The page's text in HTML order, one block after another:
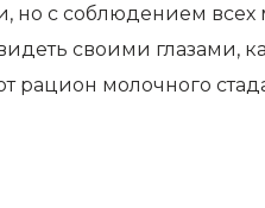
но с соблюдением всех
своими глазами,
рацион молочного